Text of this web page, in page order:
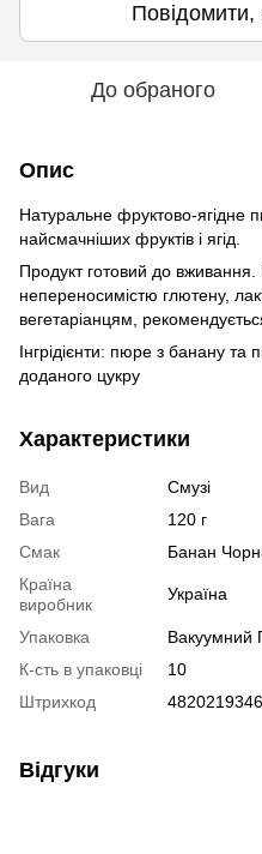
Повідомити,
До обраного
Опис
Натуральне фруктово-ягідне
найсмачніших фруктів і ягід.
Продукт готовий до
непереносимістю глютену,
вегетаріанцям,
Інгрідієнти: пюре з банану
доданого цукру
Характеристики
Вид
Смузі
Вага
120 г
Смак
Банан
Країна
виробник
Україна
Упаковка
Вакуумний
К-сть в упаковці
10
Штрихкод
Відгуки